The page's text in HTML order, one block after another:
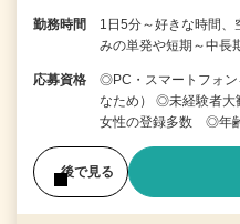
勤務時間
1日5分～好きな時間
みの単発や短期～中長
応募資格
◎PC・スマートフォ
なため） ◎未経験者
女性の登録多数 ◎年
後で見る